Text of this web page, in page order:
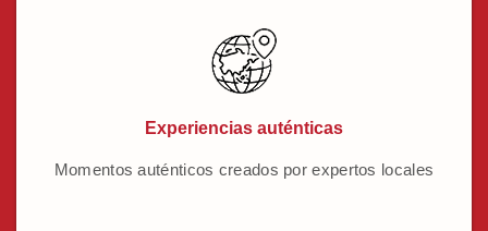
Experiencias auténticas
Momentos auténticos creados por expertos locales